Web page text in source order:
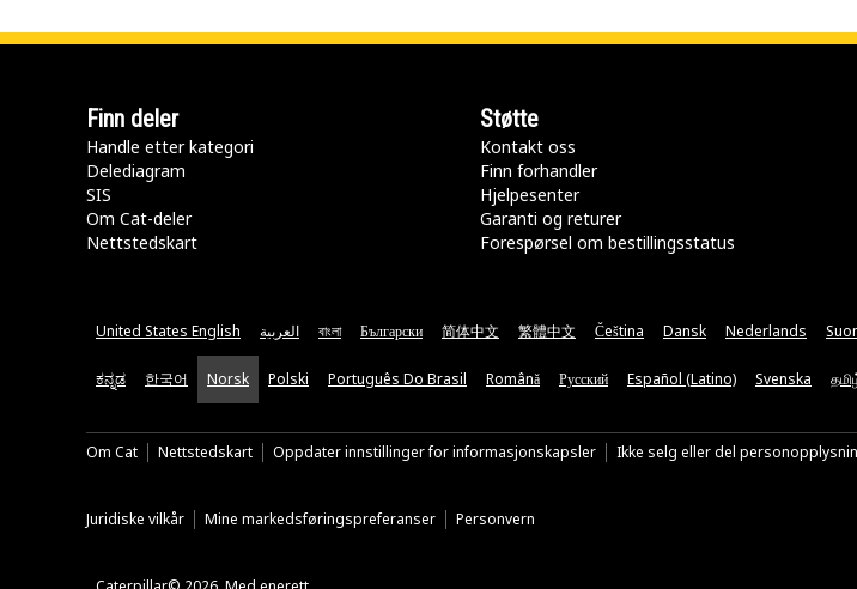
Finn deler
Handle etter kategori
Delediagram
SIS
Om Cat-deler
Nettstedskart
Støtte
Kontakt oss
Finn forhandler
Hjelpesenter
Garanti og returer
Forespørsel om bestillingsstatus
United States English العربية বাংলা Български 简体中文 繁體中文 Čeština Dansk Nederlands
ಕನ್ನಡ 한국어 Norsk Polski Português Do Brasil Română Русский Español (Latino) Svenska
Om Cat Nettstedskart Oppdater innstillinger for informasjonskapsler Ikke selg eller del
Juridiske vilkår Mine markedsføringspreferanser Personvern